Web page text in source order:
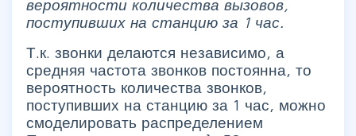
вероятности количества вызовов,
поступивших на станцию за 1 час.
Т.к. звонки делаются независимо, а
средняя частота звонков постоянна, то
вероятность количества звонков,
поступивших на станцию за 1 час, можно
смоделировать распределением